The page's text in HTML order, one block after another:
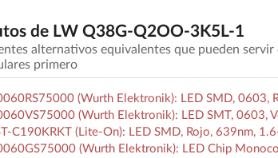
de LW Q38G-Q2OO-3K5L-1
alternativos equivalentes que pueden
primero
(Wurth Elektronik): LED SMD, 0603,
(Wurth Elektronik): LED SMT, 0603,
C190KRKT (Lite-On): LED SMD, Rojo, 639nm,
(Wurth Elektronik): LED Chip